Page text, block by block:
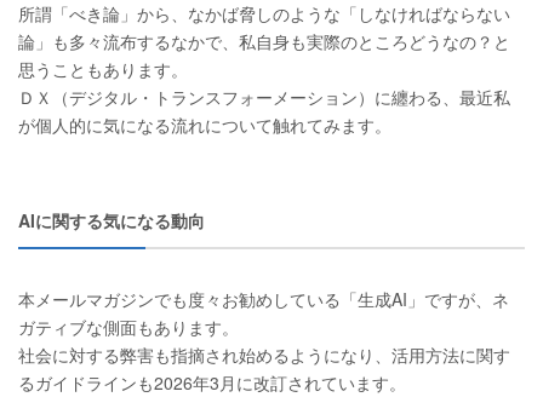
所謂「べき論」から、なかば脅しのような「しなければならない
論」も多々流布するなかで、私自身も実際のところどうなの？と
思うこともあります。
ＤＸ（デジタル・トランスフォーメーション）に纏わる、最近私
が個人的に気になる流れについて触れてみます。
AIに関する気になる動向
本メールマガジンでも度々お勧めしている「生成AI」ですが、ネ
ガティブな側面もあります。
社会に対する弊害も指摘され始めるようになり、活用方法に関す
るガイドラインも2026年3月に改訂されています。